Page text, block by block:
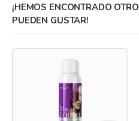
¡HEMOS ENCONTRADO
PUEDEN GUSTAR!